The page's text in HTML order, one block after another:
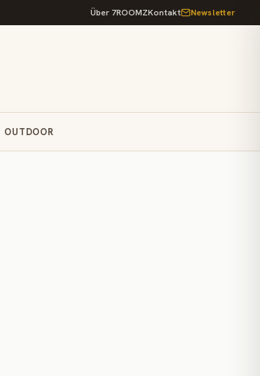
Über 7ROOMZKontakt Newsletter
OUTDOOR